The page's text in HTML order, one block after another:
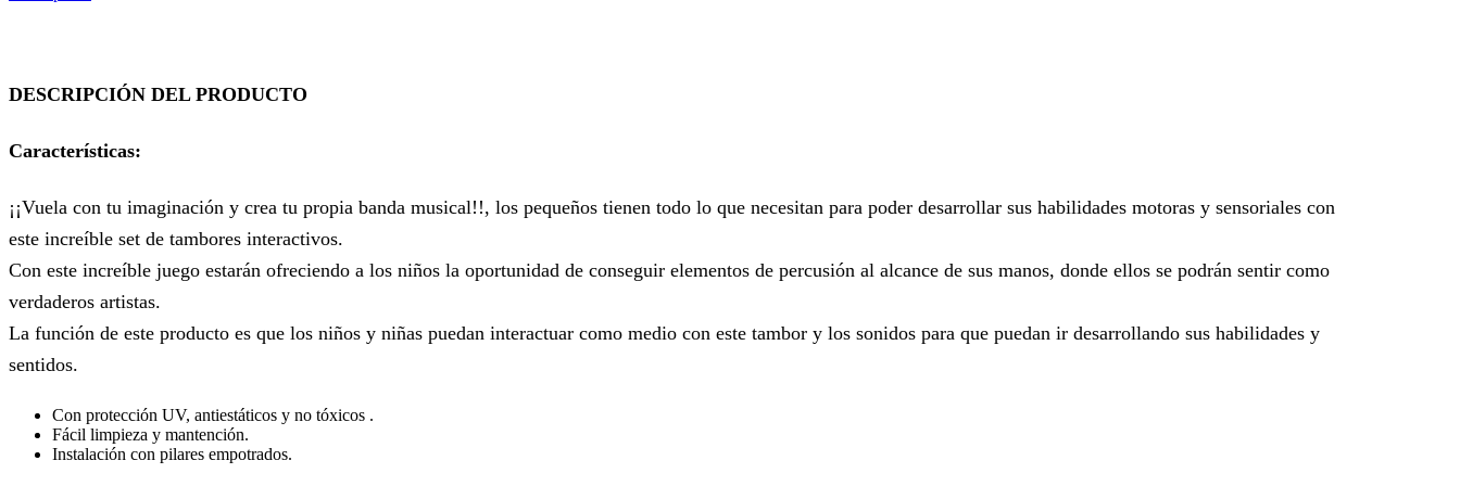
DESCRIPCIÓN DEL PRODUCTO
Características:
¡¡Vuela con tu imaginación y crea tu propia banda musical!!, los pequeños tienen todo lo que necesitan para poder desarrollar sus habilidades motoras y sensoriales con
este increíble set de tambores interactivos.
Con este increíble juego estarán ofreciendo a los niños la oportunidad de conseguir elementos de percusión al alcance de sus manos, donde ellos se podrán sentir como
verdaderos artistas.
La función de este producto es que los niños y niñas puedan interactuar como medio con este tambor y los sonidos para que puedan ir desarrollando sus habilidades y
sentidos.
Con protección UV, antiestáticos y no tóxicos .
Fácil limpieza y mantención.
Instalación con pilares empotrados.